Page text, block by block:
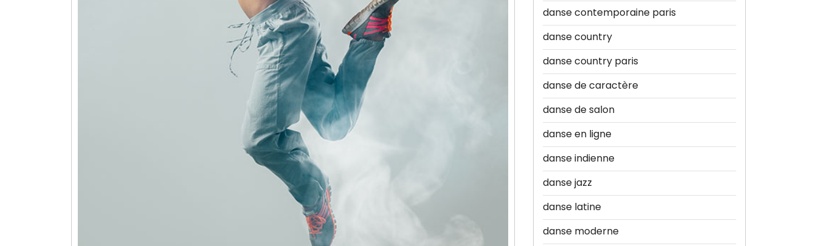
danse contemporaine paris
danse country
danse country paris
danse de caractère
danse de salon
danse en ligne
danse indienne
danse jazz
danse latine
danse moderne